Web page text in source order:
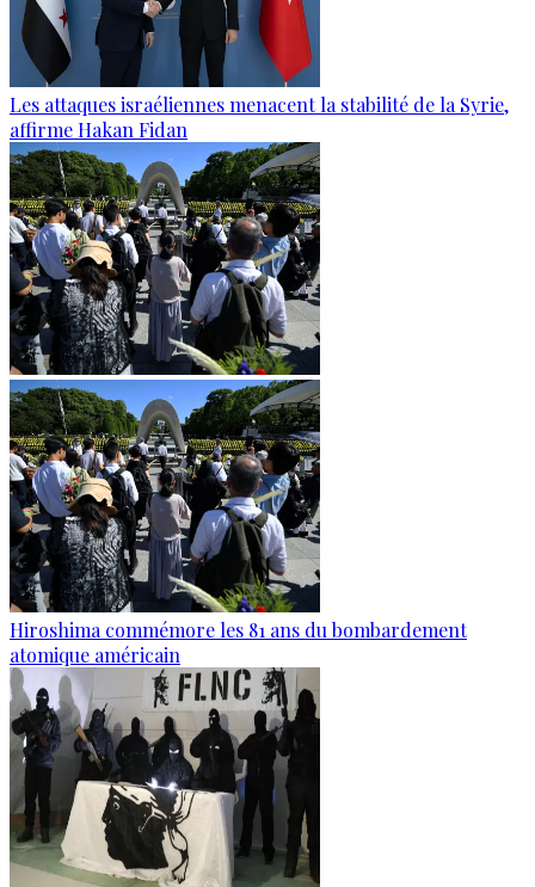
Les attaques israéliennes menacent la stabilité de la Syrie,
affirme Hakan Fidan
Hiroshima commémore les 81 ans du bombardement
atomique américain